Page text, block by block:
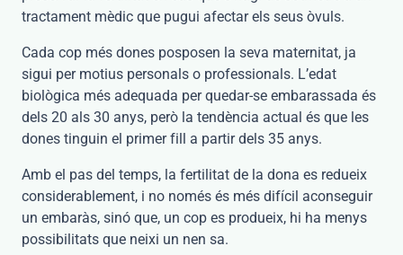
tractament mèdic que pugui afectar els seus òvuls.
Cada cop més dones posposen la seva maternitat, ja
sigui per motius personals o professionals. L’edat
biològica més adequada per quedar-se embarassada és
dels 20 als 30 anys, però la tendència actual és que les
dones tinguin el primer fill a partir dels 35 anys.
Amb el pas del temps, la fertilitat de la dona es redueix
considerablement, i no només és més difícil aconseguir
un embaràs, sinó que, un cop es produeix, hi ha menys
possibilitats que neixi un nen sa.